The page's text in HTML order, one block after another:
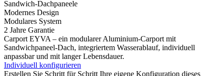
Sandwich-Dachpaneele
Modernes Design
Modulares System
2 Jahre Garantie
Carport EYVA – ein modularer Aluminium-Carport mit
Sandwichpaneel-Dach, integriertem Wasserablauf, individuell
anpassbar und mit langer Lebensdauer.
Individuell konfigurieren
Erstellen Sie Schritt für Schritt Ihre eigene Konfiguration dieses